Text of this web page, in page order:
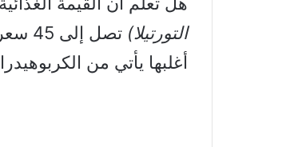
التورتيلا) تصل إلى 45 سعرة حرارية في التورتيلا الواحدة من الذُّرة
أغلبها يأتي من